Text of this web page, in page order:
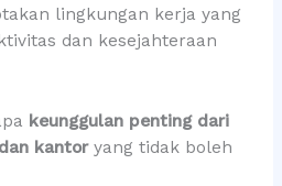
lingkungan kerja yang
dan kesejahteraan
keunggulan penting dari
kantoryang tidak boleh